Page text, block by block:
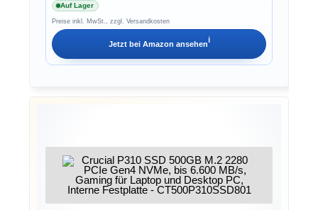
Auf Lager
Preise inkl. MwSt., zzgl. Versandkosten
Jetzt bei Amazon ansehenℹ︎